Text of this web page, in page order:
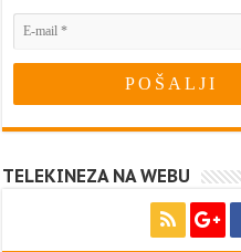
TELEKINEZA NA WEBU